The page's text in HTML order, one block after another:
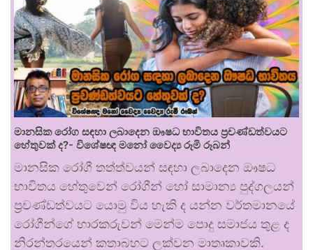
මානසික රෝග සඳහා ලබාදෙන ඖෂධ භාවිතය ප්‍රචණ්ඩත්වයට
හේතුවක් ද?- විශේෂඥ මනෝ වෛද්‍ය රූමි රූබන්
මානසික රෝගී තත්ත්වයන් සඳහා ලබාදෙන ඖෂධ
භාවිතය හේතුවෙන් රෝගීන් හෝ සාමාන්‍ය පුද්ගලයන්
ප්‍රචණ්ඩත්වයට යොමු විය හැකි ද යන්න වර්තමානයේ
රෝගීන්ගේ භාරකරුවන් මෙන්ම පොදු සමාජය තුළ ද
නිරන්තරයෙන් කතාබහට ලක්වන මාතෘකාවකි.